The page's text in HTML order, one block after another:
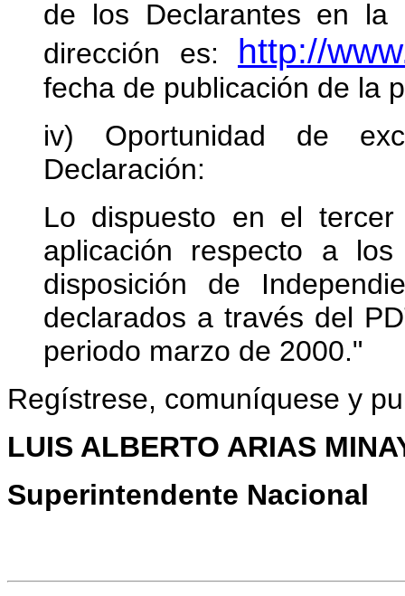
de los Declarantes en la
dirección es: http://
fecha de publicación de la
iv) Oportunidad de
Declaración:
Lo dispuesto en el
aplicación respecto a
disposición de
declarados a través del
periodo marzo de 2000."
Regístrese, comuníquese y
LUIS ALBERTO ARIAS
Superintendente Nacional